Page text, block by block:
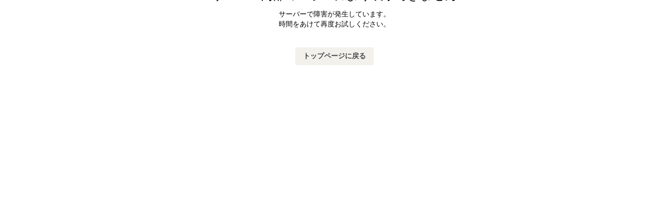
サーバーで障害が発生しています。
時間をあけて再度お試しください。
トップページに戻る